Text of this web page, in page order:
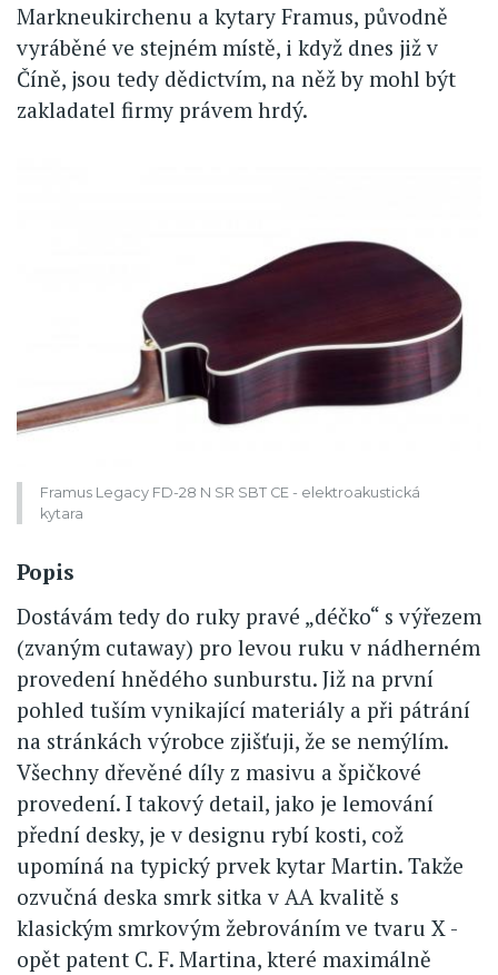
Markneukirchenu a kytary Framus, původně
vyráběné ve stejném místě, i když dnes již v
Číně, jsou tedy dědictvím, na něž by mohl být
zakladatel firmy právem hrdý.
Framus Legacy FD-28 N SR SBT CE - elektroakustická
kytara
Popis
Dostávám tedy do ruky pravé „déčko“ s výřezem
(zvaným cutaway) pro levou ruku v nádherném
provedení hnědého sunburstu. Již na první
pohled tuším vynikající materiály a při pátrání
na stránkách výrobce zjišťuji, že se nemýlím.
Všechny dřevěné díly z masivu a špičkové
provedení. I takový detail, jako je lemování
přední desky, je v designu rybí kosti, což
upomíná na typický prvek kytar Martin. Takže
ozvučná deska smrk sitka v AA kvalitě s
klasickým smrkovým žebrováním ve tvaru X -
opět patent C. F. Martina, které maximálně